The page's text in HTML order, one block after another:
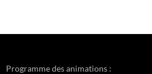
Programme des animations :